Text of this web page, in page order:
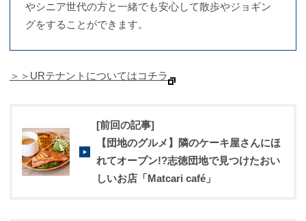
やシニア世代の方と一緒でも安心して散歩やジョギン
グをすることができます。
＞＞URテナントについてはコチラ
[前回の記事]
【団地のグルメ】隣のケーキ屋さんにほ
れてオープン!?志徳団地で見つけたおい
しいお店「Matcari café」